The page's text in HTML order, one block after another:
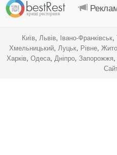
Київ, Львів, Івано-Франківськ,
Хмельницький, Луцьк, Рівне,
Харків, Одеса, Дніпро, Запорожжя,